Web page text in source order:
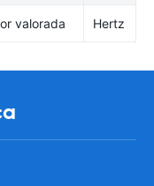
valorada Hertz